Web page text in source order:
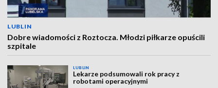
LUBLIN
Dobre wiadomości z Roztocza. Młodzi piłkarze opuścili
szpitale
LUBLIN
Lekarze podsumowali rok pracy z
robotami operacyjnymi